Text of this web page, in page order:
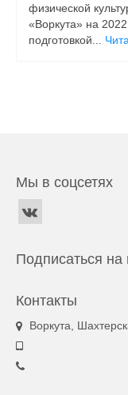
физической
«Воркута» на
подготовкой...
Мы в соцсетях
Подписаться на
Контакты
Воркута,